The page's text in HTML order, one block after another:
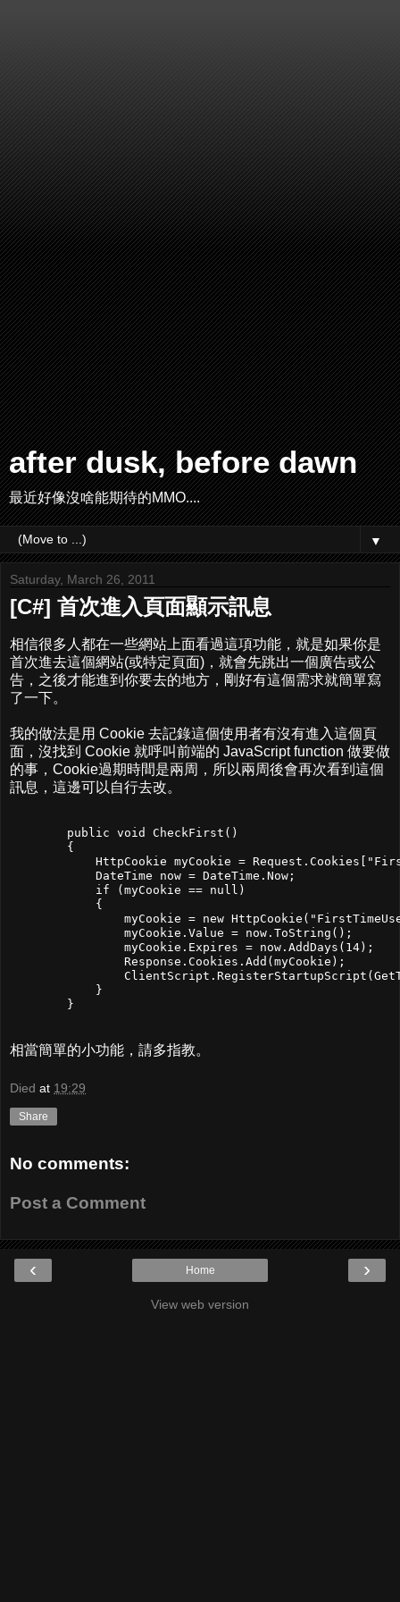
after dusk, before dawn
最近好像沒啥能期待的MMO....
▼
Saturday, March 26, 2011
[C#] 首次進入頁面顯示訊息
相信很多人都在一些網站上面看過這項功能，就是如果你是
首次進去這個網站(或特定頁面)，就會先跳出一個廣告或公
告，之後才能進到你要去的地方，剛好有這個需求就簡單寫
了一下。
我的做法是用 Cookie 去記錄這個使用者有沒有進入這個頁
面，沒找到 Cookie 就呼叫前端的 JavaScript function 做要做
的事，Cookie過期時間是兩周，所以兩周後會再次看到這個
訊息，這邊可以自行去改。
        public void CheckFirst()
        {
HttpCookie myCookie =
            DateTime now = DateTime.Now;
            if (myCookie == null)
            {
myCookie = new
                myCookie.Value = now.ToString();
                myCookie.Expires = now.AddDays(14);
                Response.Cookies.Add(myCookie);
            }
相當簡單的小功能，請多指教。
Died at 19:29
Share
No comments:
Post a Comment
‹ ›
Home
View web version